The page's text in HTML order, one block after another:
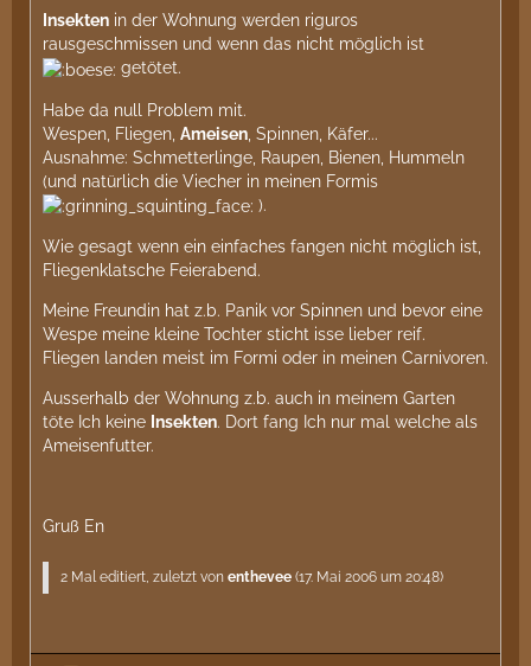
Insekten in der Wohnung werden riguros
rausgeschmissen und wenn das nicht möglich ist
getötet.
Habe da null Problem mit.
Wespen, Fliegen, Ameisen , Spinnen, Käfer...
Ausnahme: Schmetterlinge, Raupen, Bienen, Hummeln
(und natürlich die Viecher in meinen Formis
).
Wie gesagt wenn ein einfaches fangen nicht möglich ist,
Fliegenklatsche Feierabend.
Meine Freundin hat z.b. Panik vor Spinnen und bevor eine
Wespe meine kleine Tochter sticht isse lieber reif.
Fliegen landen meist im Formi oder in meinen Carnivoren.
Ausserhalb der Wohnung z.b. auch in meinem Garten
töte Ich keine Insekten. Dort fang Ich nur mal welche als
Ameisenfutter.
Gruß En
2 Mal editiert, zuletzt von enthevee (17. Mai 2006 um 20:48)